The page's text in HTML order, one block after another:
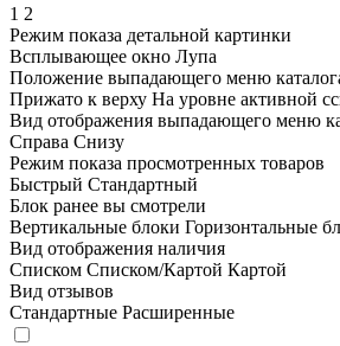
1 2
Режим показа детальной картинки
Всплывающее окно Лупа
Положение выпадающего меню
Прижато к верху На уровне активной
Вид отображения выпадающего меню
Справа Снизу
Режим показа просмотренных товаров
Быстрый Стандартный
Блок ранее вы смотрели
Вертикальные блоки Горизонтальные
Вид отображения наличия
Списком Списком/Картой Картой
Вид отзывов
Стандартные Расширенные